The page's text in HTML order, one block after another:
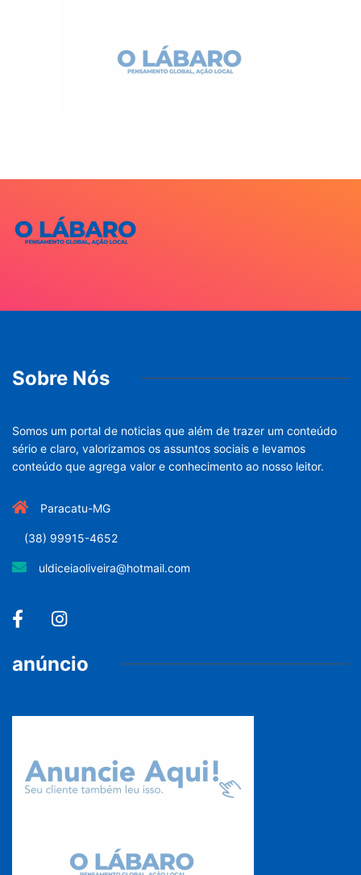
Sobre Nós
Somos um portal de noticias que além de trazer um conteúdo
sério e claro, valorizamos os assuntos sociais e levamos
conteúdo que agrega valor e conhecimento ao nosso leitor.
Paracatu-MG
(38) 99915-4652
uldiceiaoliveira@hotmail.com
anúncio